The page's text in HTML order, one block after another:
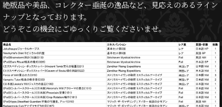
絶版品や美品、コレクター垂涎の逸品など、見応えのあるライン
ナップとなっております。
どうぞこの機会にごゆっくりご覧くださいませ。